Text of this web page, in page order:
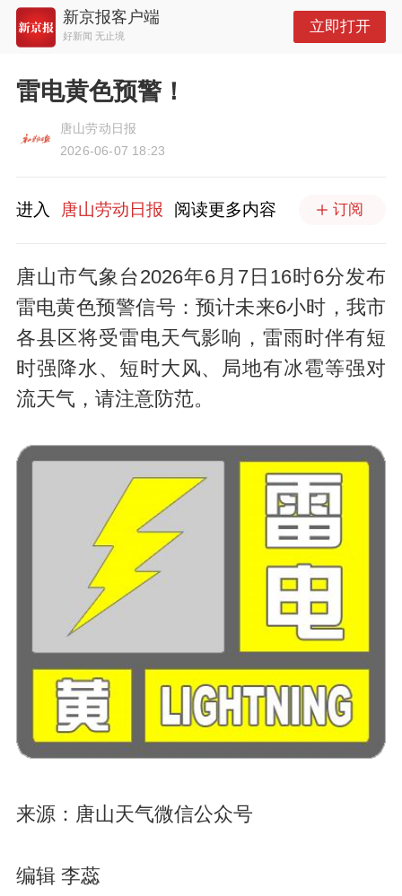
新京报客户端
好新闻 无止境
立即打开
雷电黄色预警！
唐山劳动日报
2026-06-07 18:23
进入 唐山劳动日报 阅读更多内容 订阅
唐山市气象台2026年6月7日16时6分发布
雷电黄色预警信号：预计未来6小时，我市
各县区将受雷电天气影响，雷雨时伴有短
时强降水、短时大风、局地有冰雹等强对
流天气，请注意防范。
来源：唐山天气微信公众号
编辑 李蕊